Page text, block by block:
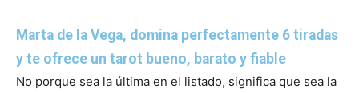
Marta de la Vega, domina perfectamente 6 tiradas
y te ofrece un tarot bueno, barato y fiable
No porque sea la última en el listado, significa que sea la